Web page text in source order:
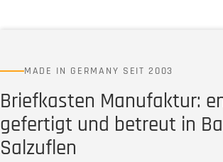
MADE IN GERMANY SEIT 2003
Briefkasten Manufaktur:
gefertigt und betreut in
Salzuflen